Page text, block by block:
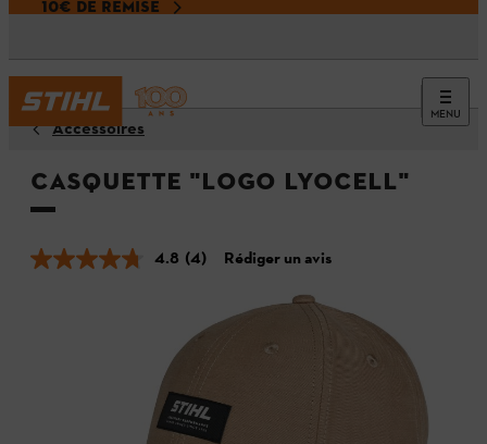
10€ DE REMISE
MENU
Accessoires
Casquette "LOGO LYOCELL"
4.8 (4) Rédiger un avis